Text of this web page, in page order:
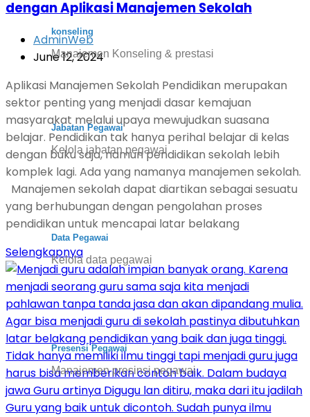
konseling
Manajemen Konseling & prestasi
Jabatan Pegawai
Kelola jabatan pegawai
Data Pegawai
Kelola data pegawai
Presensi Pegawai
Manajemen presinsi pegawai
dengan Aplikasi Manajemen Sekolah
AdminWeb
June 12, 2024
Aplikasi Manajemen Sekolah Pendidikan merupakan
sektor penting yang menjadi dasar kemajuan
masyarakat melalui upaya mewujudkan suasana
belajar. Pendidikan tak hanya perihal belajar di kelas
dengan buku saja, namun pendidikan sekolah lebih
komplek lagi. Ada yang namanya manajemen sekolah.
Manajemen sekolah dapat diartikan sebagai sesuatu
yang berhubungan dengan pengolahan proses
pendidikan untuk mencapai latar belakang
Selengkapnya